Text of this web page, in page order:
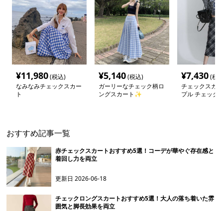
¥11,980(税込)
なみなみチェックスカー
ト
¥5,140(税込)
ガーリーなチェック柄ロ
ングスカート✨
¥7,430(税
チェックスカ
プル チェック
おすすめ記事一覧
赤チェックスカートおすすめ5選！コーデが華やぐ存在感と
着回し力を両立
更新日2026-06-18
チェックロングスカートおすすめ5選！大人の落ち着いた雰
囲気と脚長効果を両立